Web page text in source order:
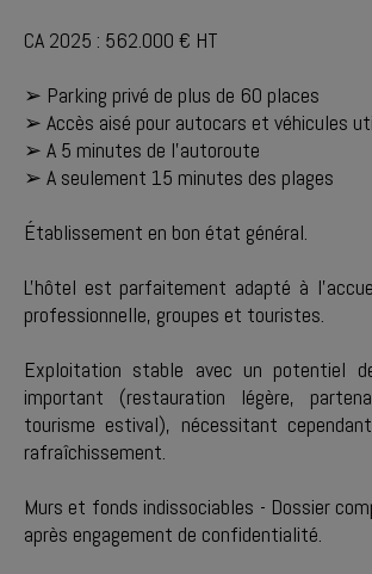
CA 2025 : 562.000 € HT
➢ Parking privé de plus de 60 places
➢ Accès aisé pour autocars et véhicules
➢ A 5 minutes de l'autoroute
➢ A seulement 15 minutes des plages
Établissement en bon état général.
L'hôtel est parfaitement adapté à
professionnelle, groupes et touristes.
Exploitation stable avec un potentiel
important (restauration légère,
tourisme estival), nécessitant
rafraîchissement.
Murs et fonds indissociables - Dossier
après engagement de confidentialité.